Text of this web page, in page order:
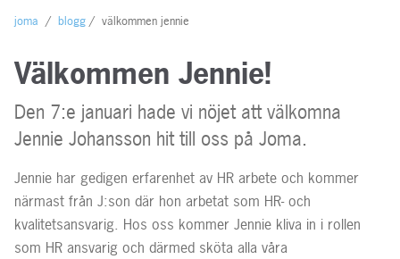
joma / blogg / välkommen jennie
Välkommen Jennie!
Den 7:e januari hade vi nöjet att välkomna
Jennie Johansson hit till oss på Joma.
Jennie har gedigen erfarenhet av HR arbete och kommer
närmast från J:son där hon arbetat som HR- och
kvalitetsansvarig. Hos oss kommer Jennie kliva in i rollen
som HR ansvarig och därmed sköta alla våra